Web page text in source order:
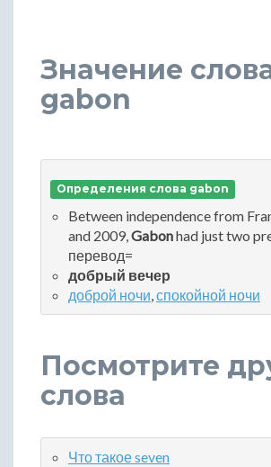
Значение
gabon
Определения слова gabon
Between independence from
and 2009,Gabonhad just two
перевод=
добрый вечер
доброй ночи,спокойной ночи
Посмотрите
слова
Что такое seven